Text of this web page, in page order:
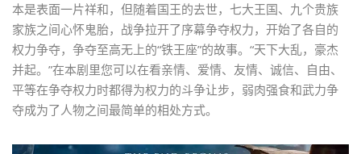
本是表面一片祥和，但随着国王的去世，七大王国、九个贵族
家族之间心怀鬼胎，战争拉开了序幕争夺权力，开始了各自的
权力争夺，争夺至高无上的“铁王座”的故事。“天下大乱，豪杰
并起。”在本剧里您可以在看亲情、爱情、友情、诚信、自由、
平等在争夺权力时都得为权力的斗争让步，弱肉强食和武力争
夺成为了人物之间最简单的相处方式。